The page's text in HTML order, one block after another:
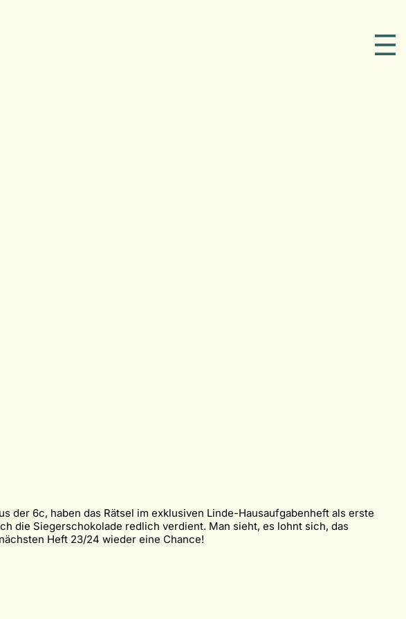
der 6c, haben das Rätsel im exklusiven Linde-Hausaufgabenheft als erste
die Siegerschokolade redlich verdient. Man sieht, es lohnt sich, das
Heft 23/24 wieder eine Chance!